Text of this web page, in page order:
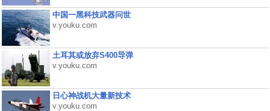
中国一黑科技武器问世
v.youku.com
土耳其或放弃S400导弹
v.youku.com
日心神战机大量新技术
v.youku.com